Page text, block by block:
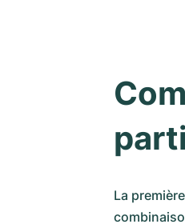
La première